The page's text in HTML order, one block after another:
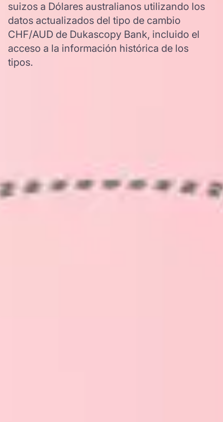
suizos a Dólares australianos utilizando los
datos actualizados del tipo de cambio
CHF/AUD de Dukascopy Bank, incluido el
acceso a la información histórica de los
tipos.